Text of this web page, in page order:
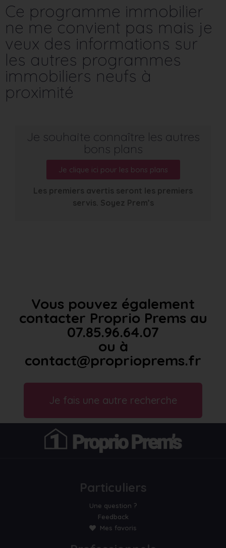
Ce programme immobilier
ne me convient pas mais je
veux des informations sur
les autres programmes
immobiliers neufs à
proximité
Je souhaite connaître les autres
bons plans
Je clique ici pour les bons plans
Les premiers avertis seront les premiers
servis. Soyez Prem’s
Vous pouvez également
contacter Proprio Prems au
07.85.96.64.07
ou à
contact@proprioprems.fr
Je fais une autre recherche
Particuliers
Une question ?
Feedback
Mes favoris